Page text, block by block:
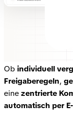
Ob individuell
Freigaberegeln,
einezentrierte
automatisch per